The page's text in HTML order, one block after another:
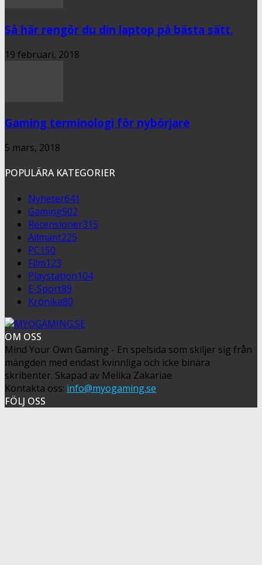
Så här rengör du din laptop på bästa sätt.
19 februari, 2018
Gaming terminologi för nybörjare
5 mars, 2018
POPULÄRA KATEGORIER
Nyheter641
Gaming502
Recensioner315
Allmänt225
PC150
Film123
Playstation104
E-Sport89
Krönika80
OM OSS
Mind Your Own Gaming - En spelsida som skiljer sig från
mängden med endast kvinnliga och icke binära
skribenter. Skapad av Melika Zakariae
Kontakta oss: info@myogaming.se
FÖLJ OSS